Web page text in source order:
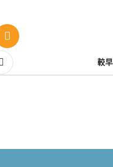
較早